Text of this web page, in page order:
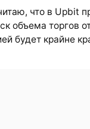
что в Upbit
объема торгов
будет крайне